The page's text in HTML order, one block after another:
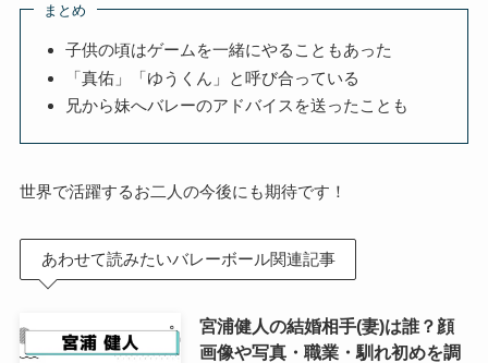
まとめ
子供の頃はゲームを一緒にやることもあった
「真佑」「ゆうくん」と呼び合っている
兄から妹へバレーのアドバイスを送ったことも
世界で活躍するお二人の今後にも期待です！
あわせて読みたいバレーボール関連記事
宮浦健人の結婚相手(妻)は誰？顔
画像や写真・職業・馴れ初めを調